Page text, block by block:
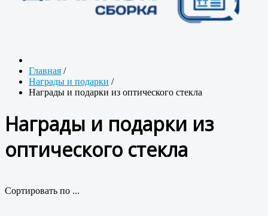
Главная /
Награды и подарки /
Награды и подарки из оптического стекла
Награды и подарки из
оптического стекла
Сортировать по ...